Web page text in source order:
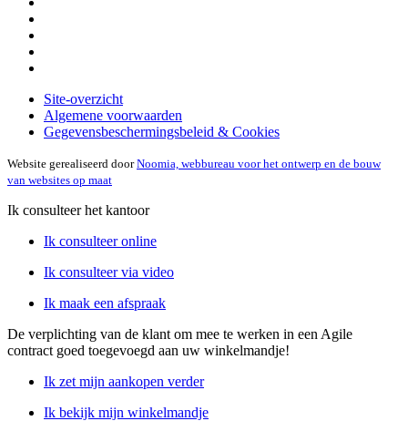
Site-overzicht
Algemene voorwaarden
Gegevensbeschermingsbeleid & Cookies
Website gerealiseerd doorNoomia, webbureau voor het ontwerp en de bouw
van websites op maat
Ik consulteer het kantoor
Ik consulteer online
Ik consulteer via video
Ik maak een afspraak
De verplichting van de klant om mee te werken in een Agile
contract goed toegevoegd aan uw winkelmandje!
Ik zet mijn aankopen verder
Ik bekijk mijn winkelmandje